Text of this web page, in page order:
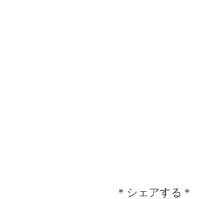
＊シェアする＊